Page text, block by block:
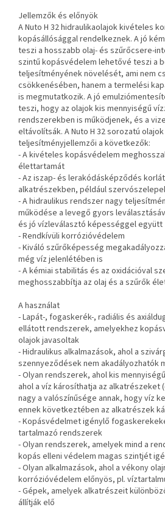
Jellemzők és előnyök
A Nuto H 32 hidraulikaolajok kivételes
kopásállósággal rendelkeznek. A jó
teszi a hosszabb olaj- és szűrőcsere-
szintű kopásvédelem lehetővé teszi a
teljesítményének növelését, ami nem
csökkenésében, hanem a termelési
is megmutatkozik. A jó
teszi, hogy az olajok kis mennyiségű
rendszerekben is működjenek, és a
eltávolítsák. A Nuto H 32 sorozatú
teljesítményjellemzői a következők:
- A kivételes kopásvédelem
élettartamát
- Az iszap- és lerakódásképződés
alkatrészekben, például
- A hidraulikus rendszer nagy
működése a levegő gyors
és jó vízleválasztó képességgel együtt
- Rendkívüli korrózióvédelem
- Kiváló szűrőképesség
még víz jelenlétében is
- A kémiai stabilitás és az oxidációval
meghosszabbítja az olaj és a szűrők
A használat
- Lapát-, fogaskerék-, radiális és
ellátott rendszerek, amelyekhez
olajok javasoltak
- Hidraulikus alkalmazások, ahol a
szennyeződések nem akadályozhatók
- Olyan rendszerek, ahol kis
ahol a víz károsíthatja az alkatrészeket
nagy a valószínűsége annak, hogy víz
ennek következtében az alkatrészek
- Kopásvédelmet igénylő
tartalmazó rendszerek
- Olyan rendszerek, amelyek mind a
kopás elleni védelem magas szintjét
- Olyan alkalmazások, ahol a vékony
korrózióvédelem előnyös, pl.
- Gépek, amelyek alkatrészeit
állítják elő